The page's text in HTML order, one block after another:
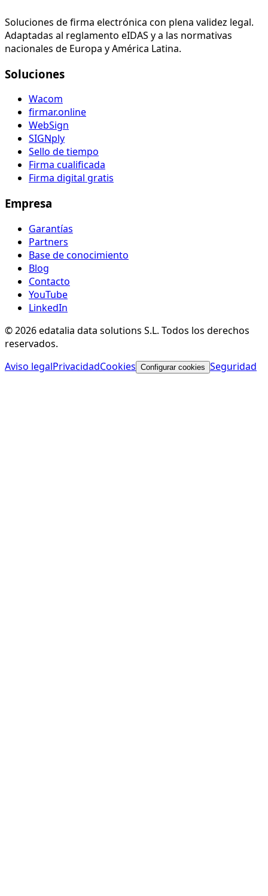
Soluciones de firma electrónica con plena validez legal.
Adaptadas al reglamento eIDAS y a las normativas
nacionales de Europa y América Latina.
Soluciones
Wacom
firmar.online
WebSign
SIGNply
Sello de tiempo
Firma cualificada
Firma digital gratis
Empresa
Garantías
Partners
Base de conocimiento
Blog
Contacto
YouTube
LinkedIn
© 2026 edatalia data solutions S.L. Todos los derechos
reservados.
Aviso legalPrivacidadCookies Configurar cookies Seguridad